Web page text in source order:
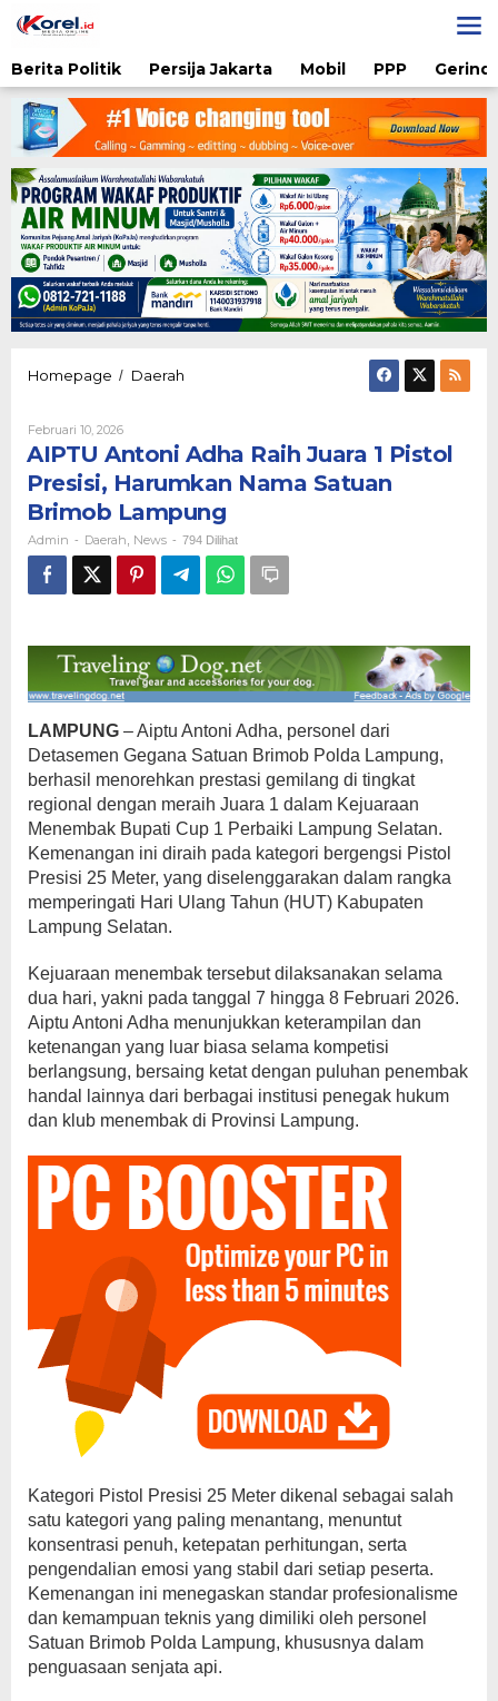
ke
Berita Politik
Persija Jakarta Mobil PPP
Homepage / Daerah
Juara
Pistol
Presisi,
Harumkan
Nama
Satuan
Brimob
Februari 10, 2026Oleh
AIPTU Antoni Adha Raih Juara 1 Pistol
Presisi, Harumkan Nama Satuan
Brimob Lampung
Admin - Daerah News - 794 Dilihat
LAMPUNG – Aiptu Antoni Adha, personel dari
Detasemen Gegana Satuan Brimob Polda Lampung,
berhasil menorehkan prestasi gemilang di tingkat
regional dengan meraih Juara 1 dalam Kejuaraan
Menembak Bupati Cup 1 Perbaiki Lampung Selatan.
Kemenangan ini diraih pada kategori bergengsi Pistol
Presisi 25 Meter, yang diselenggarakan dalam rangka
memperingati Hari Ulang Tahun (HUT) Kabupaten
Lampung Selatan.
Kejuaraan menembak tersebut dilaksanakan selama
dua hari, yakni pada tanggal 7 hingga 8 Februari 2026.
Aiptu Antoni Adha menunjukkan keterampilan dan
ketenangan yang luar biasa selama kompetisi
berlangsung, bersaing ketat dengan puluhan penembak
handal lainnya dari berbagai institusi penegak hukum
dan klub menembak di Provinsi Lampung.
Kategori Pistol Presisi 25 Meter dikenal sebagai salah
satu kategori yang paling menantang, menuntut
konsentrasi penuh, ketepatan perhitungan, serta
pengendalian emosi yang stabil dari setiap peserta.
Kemenangan ini menegaskan standar profesionalisme
dan kemampuan teknis yang dimiliki oleh personel
Satuan Brimob Polda Lampung, khususnya dalam
penguasaan senjata api.